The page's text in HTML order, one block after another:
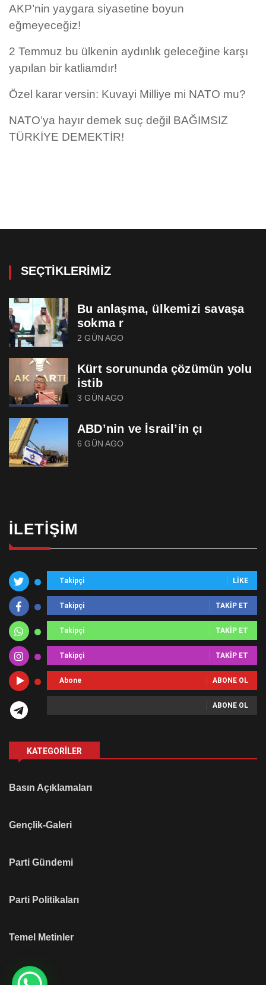
AKP’nin yaygara siyasetine boyun
eğmeyeceğiz!
2 Temmuz bu ülkenin aydınlık geleceğine karşı
yapılan bir katliamdır!
Özel karar versin: Kuvayi Milliye mi NATO mu?
NATO’ya hayır demek suç değil BAĞIMSIZ
TÜRKİYE DEMEKTİR!
SEÇTIKLERIMIZ
Bu anlaşma, ülkemizi savaşa
sokma r
2 GÜN AGO
Kürt sorununda çözümün yolu
istib
3 GÜN AGO
ABD’nin ve İsrail’in çı
6 GÜN AGO
İLETIŞIM
Takipçi LIKE
Takipçi TAKIP ET
Takipçi TAKIP ET
Takipçi TAKIP ET
Abone ABONE OL
ABONE OL
KATEGORILER
Basın Açıklamaları
Gençlik-Galeri
Parti Gündemi
Parti Politikaları
Temel Metinler